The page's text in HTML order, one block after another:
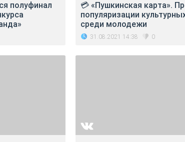
полуфинал
💳 «Пушкинская карта».
популяризации
среди молодежи
31.08.2021 14:38 0